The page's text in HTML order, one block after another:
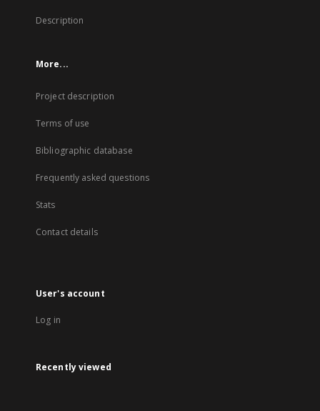
Description
More...
Project description
Terms of use
Bibliographic database
Frequently asked questions
Stats
Contact details
User's account
Log in
Recently viewed